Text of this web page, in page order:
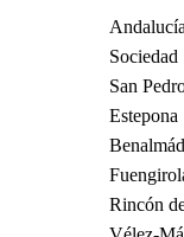
Sociedad
San
Estepona
Rincón